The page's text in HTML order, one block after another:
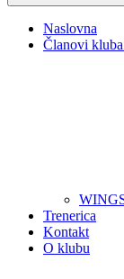
Naslovna
Članovi
Trenerica
Kontakt
O klubu